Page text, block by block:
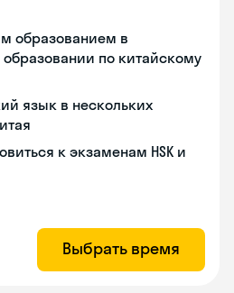
образованием в
по китайскому
язык в нескольких
к экзаменам HSK и
Выбрать время